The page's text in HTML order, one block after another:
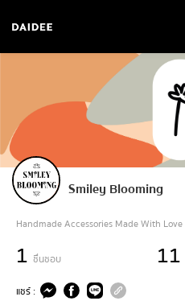
Smiley Blooming
Handmade Accessories Made With Love
1 ชื่นชอบ 11
แชร์ :